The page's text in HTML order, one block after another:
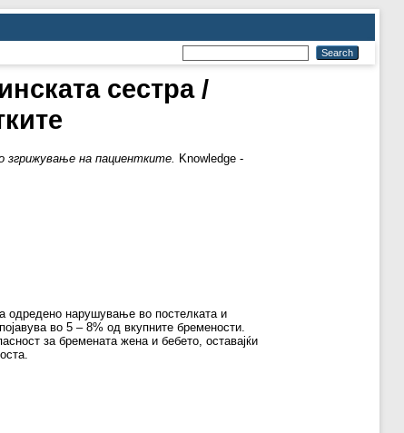
сестра /
згрижување на пациентките.
Knowledge -
одредено нарушување во постелката и
во 5 – 8% од вкупните бремености.
за бремената жена и бебето, оставајќи